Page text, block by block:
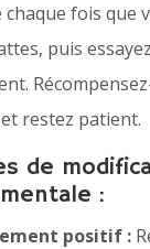
fois que
puis
restez patient.
de
:
positif :